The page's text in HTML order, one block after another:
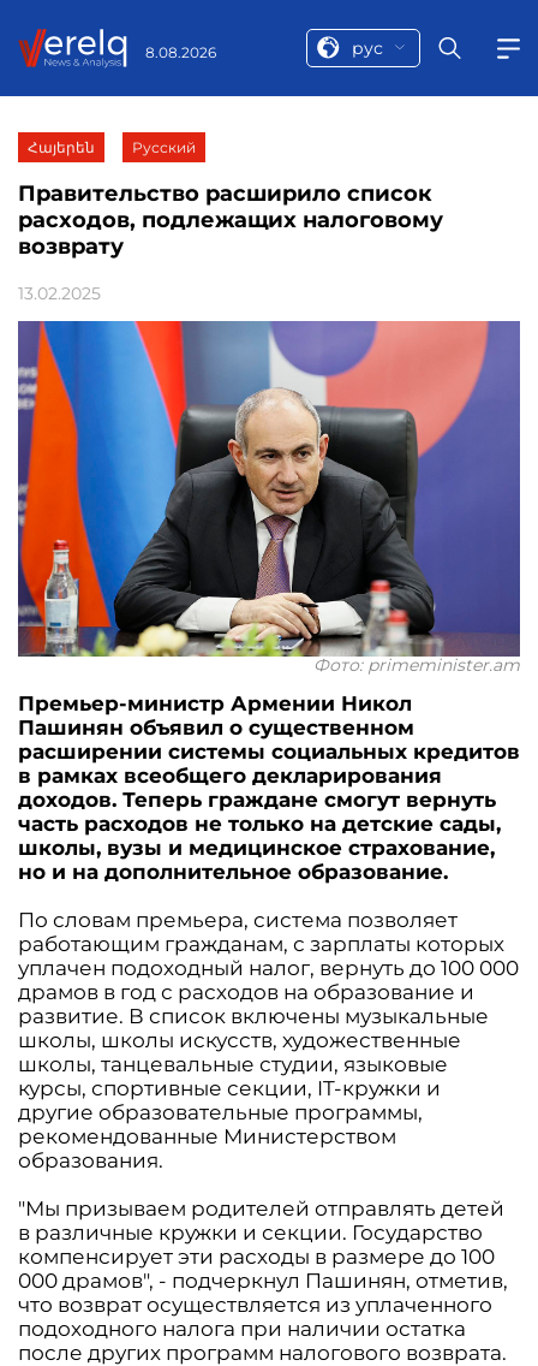
8.08.2026 рус
Հայերեն Русский
Правительство расширило список
расходов, подлежащих налоговому
возврату
13.02.2025
Фото: primeminister.am
Премьер-министр Армении Никол
Пашинян объявил о существенном
расширении системы социальных кредитов
в рамках всеобщего декларирования
доходов. Теперь граждане смогут вернуть
часть расходов не только на детские сады,
школы, вузы и медицинское страхование,
но и на дополнительное образование.
По словам премьера, система позволяет
работающим гражданам, с зарплаты которых
уплачен подоходный налог, вернуть до 100 000
драмов в год с расходов на образование и
развитие. В список включены музыкальные
школы, школы искусств, художественные
школы, танцевальные студии, языковые
курсы, спортивные секции, IT-кружки и
другие образовательные программы,
рекомендованные Министерством
образования.
"Мы призываем родителей отправлять детей
в различные кружки и секции. Государство
компенсирует эти расходы в размере до 100
000 драмов", - подчеркнул Пашинян, отметив,
что возврат осуществляется из уплаченного
подоходного налога при наличии остатка
после других программ налогового возврата.